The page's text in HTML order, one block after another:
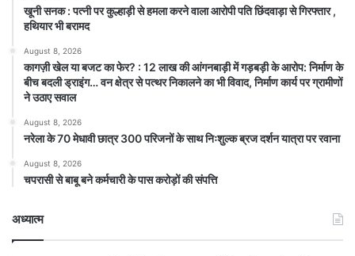
खूनी सनक : पत्नी पर कुल्हाड़ी से हमला करने वाला आरोपी पति छिंदवाड़ा से गिरफ्तार ,
हथियार भी बरामद
August 8, 2026
कागज़ी खेल या बजट का फेर? : 12 लाख की आंगनबाड़ी में गड़बड़ी के आरोप: निर्माण के
बीच बदली ड्राइंग… वन क्षेत्र से पत्थर निकालने का भी विवाद, निर्माण कार्य पर ग्रामीणों
ने उठाए सवाल
August 8, 2026
नरेला के 70 मेधावी छात्र 300 परिजनों के साथ निःशुल्क ब्रज दर्शन यात्रा पर रवाना
August 8, 2026
चपरासी से बाबू बने कर्मचारी के पास करोड़ों की संपत्ति
अध्यात्म